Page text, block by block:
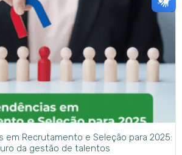
em Recrutamento e Seleção para 2025:
da gestão de talentos